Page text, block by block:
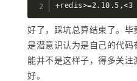
+redis>=2.10.5,<3
好了，踩坑总算结束了。
是潜意识认为是自己的代
能并不是这样子，得多关
好。